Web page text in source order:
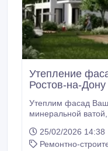
Утепление
Ростов-на-Дону
Утеплим фасад
минеральной ватой, произведем отделку стен
штукатуркой
мраморная крошка.
25/02/2026 14:38
Ремонтно-